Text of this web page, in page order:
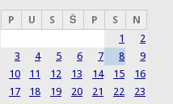
P U S Š P S
N
1
2
3
4 5 6 7 8
9
10
11 12 13 14 15
16
17
18 19 20 21 22
23